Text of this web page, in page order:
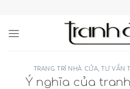
content
TRANG TRÍ NHÀ CỬA,TƯ VẤN
Ý nghĩa của